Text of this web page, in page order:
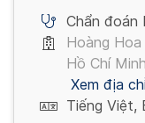
Chẩn đoán
Hoàng Hoa
Hồ Chí Minh
Xem địa
Tiếng Việt,